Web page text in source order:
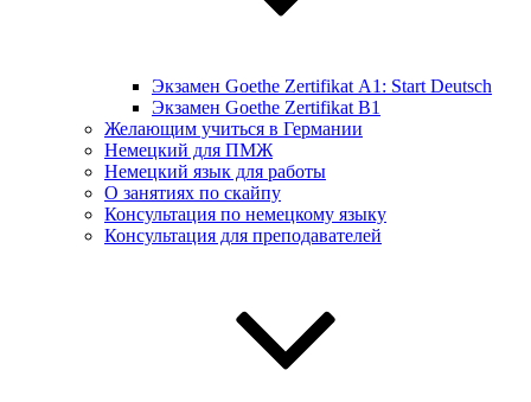
Экзамен Goethe Zertifikat А1: Start Deutsch
Экзамен Goethe Zertifikat B1
Желающим учиться в Германии
Немецкий для ПМЖ
Немецкий язык для работы
О занятиях по скайпу
Консультация по немецкому языку
Консультация для преподавателей